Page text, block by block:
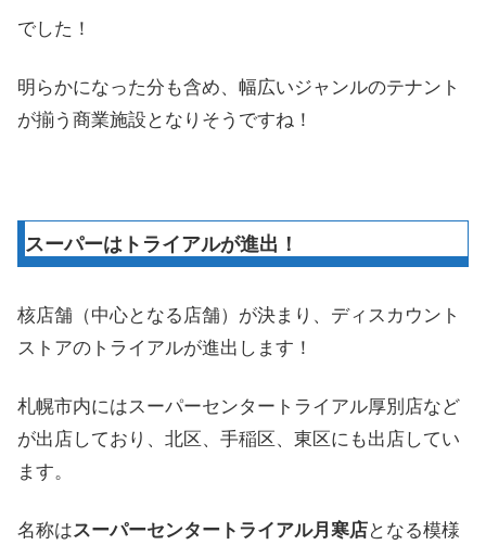
でした！
明らかになった分も含め、幅広いジャンルのテナント
が揃う商業施設となりそうですね！
スーパーはトライアルが進出！
核店舗（中心となる店舗）が決まり、ディスカウント
ストアのトライアルが進出します！
札幌市内にはスーパーセンタートライアル厚別店など
が出店しており、北区、手稲区、東区にも出店してい
ます。
名称はスーパーセンタートライアル月寒店となる模様